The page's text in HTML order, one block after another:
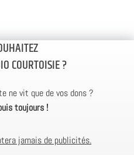
COURTOISIE ?
ne vit que de vos dons ?
toujours !
jamais de publicités.